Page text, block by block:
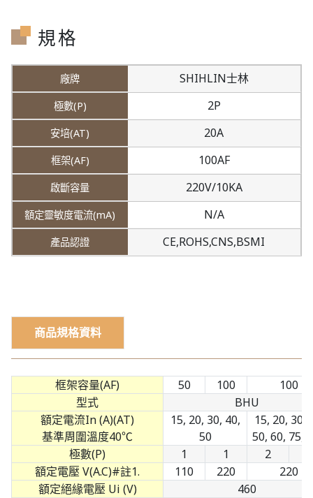
規格
SHIHLIN士林
2P
20A
100AF
220V/10KA
N/A
CE,ROHS,CNS,BSMI
商品規格資料
框架容量(AF) 50 100
100
型式
BHU
額定電流In (A)(AT)
基準周圍溫度40℃
15, 20, 30, 40,
50
15, 20, 30,
50, 60, 75,
極數(P)
1 1 2
額定電壓 V(A.C)#註1.
110 220
220
額定絕緣電壓 Ui (V)
460